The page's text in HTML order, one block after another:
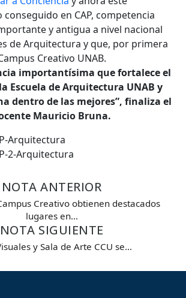
en CAP, competencia
y antigua a nivel nacional
de Arquitectura y que, por primera
Creativo UNAB.
importantísima que fortalece el
Escuela de Arquitectura UNAB y
dentro de las mejores”, finaliza el
Mauricio Bruna.
NOTA ANTERIOR
Creativo obtienen destacados
lugares en…
NOTA SIGUIENTE
y Sala de Arte CCU se…